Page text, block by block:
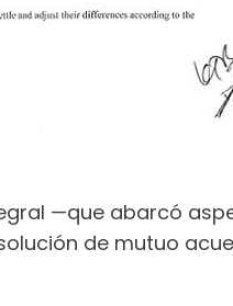
—que abarcó
de mutuo